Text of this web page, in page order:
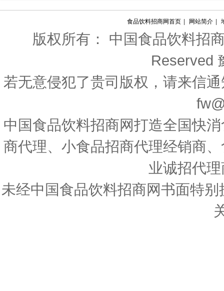
食品饮料招商网首页 网站简介
版权所有： 中国食品饮料招
Reserved
若无意侵犯了贵司版权，请来信
中国食品饮料招商网打造全国快
商代理、小食品招商代理经销商
业诚招代
未经中国食品饮料招商网书面特